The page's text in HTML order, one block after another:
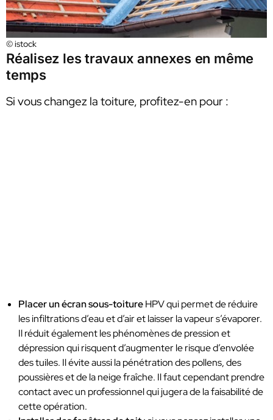
© istock
Réalisez les travaux annexes en même
temps
Si vous changez la toiture, profitez-en pour :
Placer un écran sous-toitureHPV qui permet de réduire
les infiltrations d’eau et d’air et laisser la vapeur s’évaporer.
Il réduit également les phénomènes de pression et
dépression qui risquent d’augmenter le risque d’envolée
des tuiles. Il évite aussi la pénétration des pollens, des
poussières et de la neige fraîche. Il faut cependant prendre
contact avec un professionnel qui jugera de la faisabilité de
cette opération.